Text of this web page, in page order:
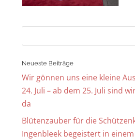
Neueste Beiträge
Wir gönnen uns eine kleine
24. Juli – ab dem 25. Juli sind
da
Blütenzauber für die
Ingenbleek begeistert in